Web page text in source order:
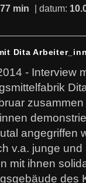
min | datum:
Dita
- Interview
angegriffen
v.a. junge
mit ihnen
des